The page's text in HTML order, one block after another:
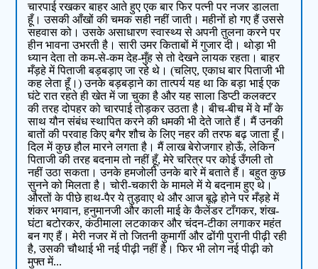
चारपाई रखकर बाहर आते हुए एक बार फिर पत्नी पर नजर डालता
हूँ। उसकी आँखों की चमक सही नहीं जाती। महीनों हो गए हैं उससे
सहवास को। उसके असाधारण स्वास्थ्य से अपनी तुलना करने पर
हीन भावना उभरती है। सारी उमर किताबों में गुजार दी। थोड़ा भी
ध्यान देता तो कम-से-कम देह-मुँह से तो देखने लायक रहता। बाहर
मँड़हे में पिताजी बड़बड़ाए जा रहे थे। (चलिए, एकाध बार पिताजी भी
कह लेता हूँ।) उनके बड़बड़ाने का तात्पर्य यह था कि बड़ा भाई एक
घंटे रात रहते ही खेत में जा चुका है और यह साला डिप्टी कलक्टर
की तरह दोपहर को चारपाई तोड़कर उठता है। बीच-बीच में वे माँ के
साथ यौन संबंध स्थापित करने की धमकी भी देते जाते हैं। मैं उनकी
बातों की परवाह किए बगैर शौच के लिए नहर की तरफ बढ़ जाता हूँ।
दिल में कुछ हौल मारने लगता है। मैं लाख बेरोजगार होऊँ, लेकिन
पिताजी की तरह बदनाम तो नहीं हूँ, मेरे चरित्र पर कोई उँगली तो
नहीं उठा सकता। उनके हमजोली उनके बारे में बताते हैं। बहुत कुछ
सुनने को मिलता है। चोरी-चकारी के मामले में ये बदनाम हुए थे।
औरतों के पीछे हाथ-पैर ये तुड़वाए थे और आज बूढ़े होने पर मँड़हे में
शंकर भगवान, हनुमानजी और काली माई के कैलेंडर टाँगकर, शंख-
घंटा बटोरकर, कंठीमाला लटकाकर और चंदन-टीका लगाकर महंत
बन गए हैं। मेरी नजर में तो जितनी कुमार्गी और ढोंगी पुरानी पीढ़ी रही
है, उसकी चौथाई भी नई पीढ़ी नहीं है। फिर भी लोग नई पीढ़ी को
मुफ्त में...